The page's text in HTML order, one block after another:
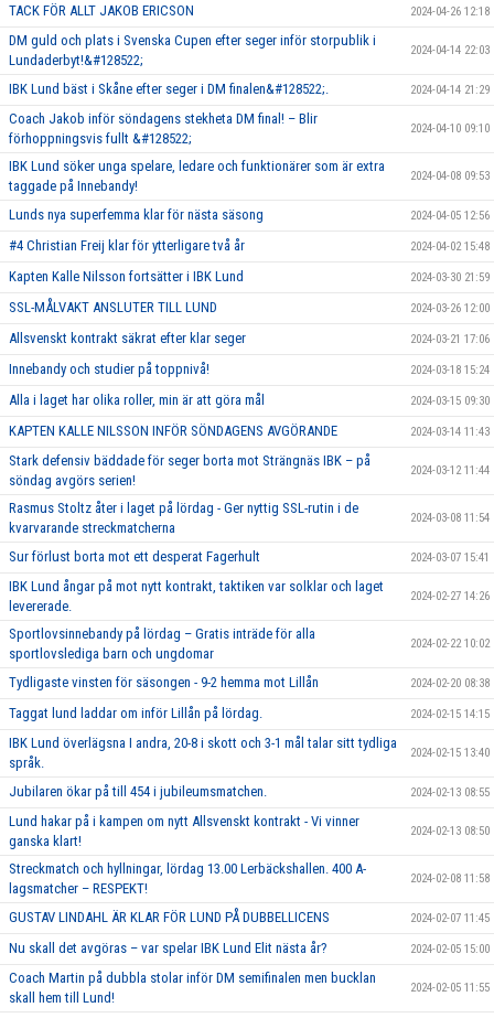
TACK FÖR ALLT JAKOB ERICSON 2024-04-26 12:18
DM guld och plats i Svenska Cupen efter seger inför storpublik i
Lundaderbyt!&#128522;
2024-04-14 22:03
IBK Lund bäst i Skåne efter seger i DM finalen&#128522;. 2024-04-14 21:29
Coach Jakob inför söndagens stekheta DM final! – Blir
förhoppningsvis fullt &#128522;
2024-04-10 09:10
IBK Lund söker unga spelare, ledare och funktionärer som är extra
taggade på Innebandy!
2024-04-08 09:53
Lunds nya superfemma klar för nästa säsong 2024-04-05 12:56
#4 Christian Freij klar för ytterligare två år 2024-04-02 15:48
Kapten Kalle Nilsson fortsätter i IBK Lund 2024-03-30 21:59
SSL-MÅLVAKT ANSLUTER TILL LUND 2024-03-26 12:00
Allsvenskt kontrakt säkrat efter klar seger 2024-03-21 17:06
Innebandy och studier på toppnivå! 2024-03-18 15:24
Alla i laget har olika roller, min är att göra mål 2024-03-15 09:30
KAPTEN KALLE NILSSON INFÖR SÖNDAGENS AVGÖRANDE 2024-03-14 11:43
Stark defensiv bäddade för seger borta mot Strängnäs IBK – på
söndag avgörs serien!
2024-03-12 11:44
Rasmus Stoltz åter i laget på lördag - Ger nyttig SSL-rutin i de
kvarvarande streckmatcherna
2024-03-08 11:54
Sur förlust borta mot ett desperat Fagerhult 2024-03-07 15:41
IBK Lund ångar på mot nytt kontrakt, taktiken var solklar och laget
levererade.
2024-02-27 14:26
Sportlovsinnebandy på lördag – Gratis inträde för alla
sportlovslediga barn och ungdomar
2024-02-22 10:02
Tydligaste vinsten för säsongen - 9-2 hemma mot Lillån 2024-02-20 08:38
Taggat lund laddar om inför Lillån på lördag. 2024-02-15 14:15
IBK Lund överlägsna I andra, 20-8 i skott och 3-1 mål talar sitt tydliga
språk.
2024-02-15 13:40
Jubilaren ökar på till 454 i jubileumsmatchen. 2024-02-13 08:55
Lund hakar på i kampen om nytt Allsvenskt kontrakt - Vi vinner
ganska klart!
2024-02-13 08:50
Streckmatch och hyllningar, lördag 13.00 Lerbäckshallen. 400 A-
lagsmatcher – RESPEKT!
2024-02-08 11:58
GUSTAV LINDAHL ÄR KLAR FÖR LUND PÅ DUBBELLICENS 2024-02-07 11:45
Nu skall det avgöras – var spelar IBK Lund Elit nästa år? 2024-02-05 15:00
Coach Martin på dubbla stolar inför DM semifinalen men bucklan
skall hem till Lund!
2024-02-05 11:55